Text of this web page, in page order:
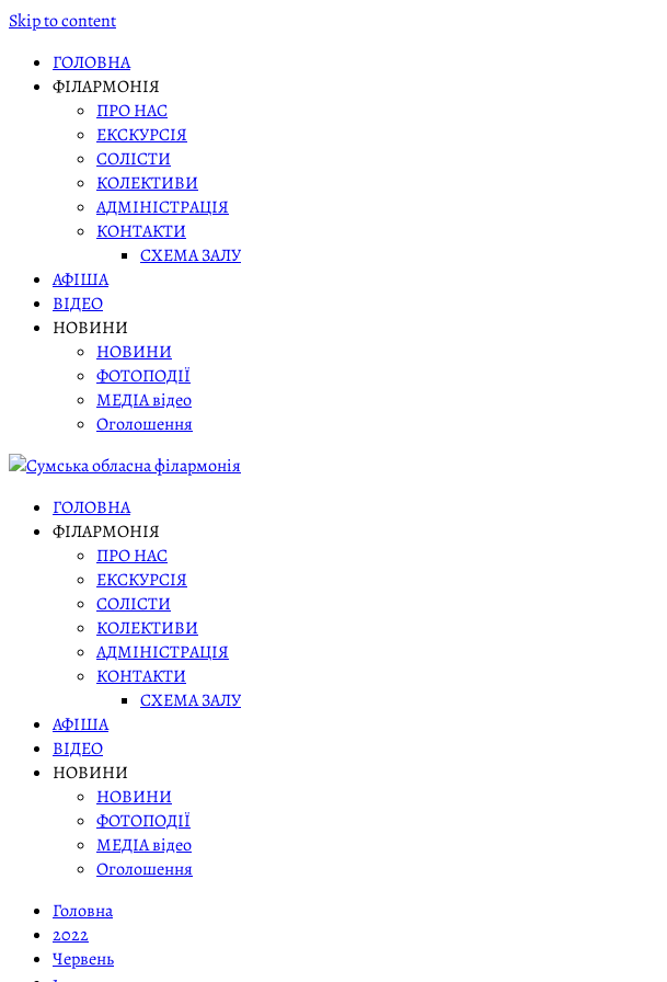
Skip to content
ГОЛОВНА
ФІЛАРМОНІЯ
ПРО НАС
ЕКСКУРСІЯ
СОЛІСТИ
КОЛЕКТИВИ
АДМІНІСТРАЦІЯ
КОНТАКТИ
СХЕМА ЗАЛУ
АФІША
ВІДЕО
НОВИНИ
НОВИНИ
ФОТОПОДІЇ
МЕДІА відео
Оголошення
ГОЛОВНА
ФІЛАРМОНІЯ
ПРО НАС
ЕКСКУРСІЯ
СОЛІСТИ
КОЛЕКТИВИ
АДМІНІСТРАЦІЯ
КОНТАКТИ
СХЕМА ЗАЛУ
АФІША
ВІДЕО
НОВИНИ
НОВИНИ
ФОТОПОДІЇ
МЕДІА відео
Оголошення
Головна
2022
Червень